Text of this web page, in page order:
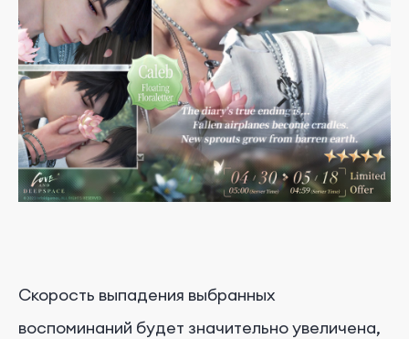
Скорость выпадения выбранных
воспоминаний будет значительно увеличена,